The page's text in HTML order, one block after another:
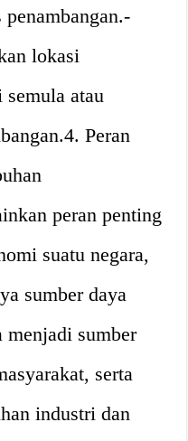
lokasi
semula atau
Peran
peran penting
suatu negara,
sumber daya
menjadi sumber
serta
industri dan